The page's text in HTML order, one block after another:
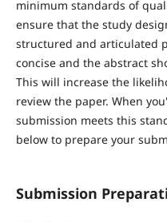
minimum standards of
ensure that the study
structured and articulated
concise and the abstract
This will increase the
review the paper. When
submission meets this
below to prepare your
Submission